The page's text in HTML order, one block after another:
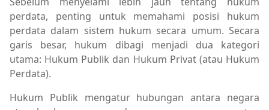
perdata, penting untuk memahami posisi hukum
perdata dalam sistem hukum secara umum. Secara
garis besar, hukum dibagi menjadi dua kategori
utama: Hukum Publik dan Hukum Privat (atau Hukum
Perdata).
Hukum Publik mengatur hubungan antara negara